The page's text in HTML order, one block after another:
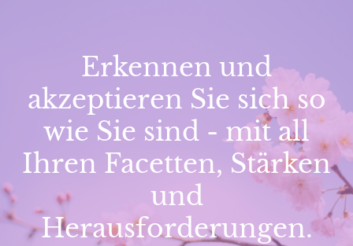
Erkennen und
akzeptieren Sie sich so
wie Sie sind - mit all
Ihren Facetten, Stärken
und
Herausforderungen.